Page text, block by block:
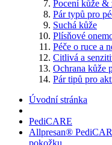
Pocení kůže &
Pár typů pro
Suchá kůže
Plísňové
Péče o ruce a
Citlivá a
Ochrana kůže
Pár tipů pro
Úvodní stránka
PediCARE
Allpresan®
pokožku